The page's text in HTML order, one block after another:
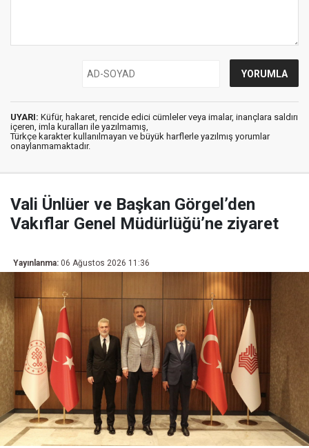
UYARI: Küfür, hakaret, rencide edici cümleler veya imalar, inançlara saldırı
içeren, imla kuralları ile yazılmamış,
Türkçe karakter kullanılmayan ve büyük harflerle yazılmış yorumlar
onaylanmamaktadır.
Vali Ünlüer ve Başkan Görgel’den
Vakıflar Genel Müdürlüğü’ne ziyaret
Yayınlanma: 06 Ağustos 2026 11:36